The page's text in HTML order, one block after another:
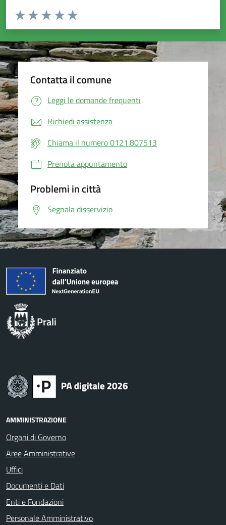
Valuta da 1 a 5 stelle la pagina
Valuta 5 stelle su 5
Valuta 4 stelle su 5
Valuta 3 stelle su 5
Valuta 2 stelle su 5
Valuta 1 stelle su 5
Contatta il comune
Leggi le domande frequenti
Richiedi assistenza
Chiama il numero 0121.807513
Prenota appuntamento
Problemi in città
Segnala disservizio
Prali
AMMINISTRAZIONE
Organi di Governo
Aree Amministrative
Uffici
Documenti e Dati
Enti e Fondazioni
Personale Amministrativo